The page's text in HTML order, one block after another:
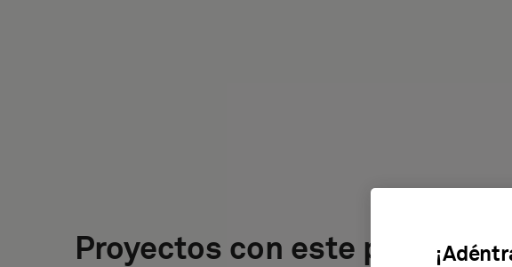
Proyectos con este producto